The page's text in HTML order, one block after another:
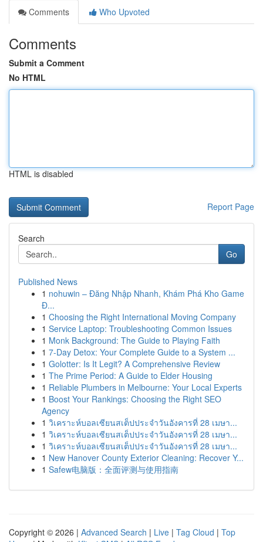
Comments
Who Upvoted
Comments
Submit a Comment
No HTML
HTML is disabled
Report Page
Search
Go
Published News
1 nohuwin – Đăng Nhập Nhanh, Khám Phá Kho Game
Đ...
1 Choosing the Right International Moving Company
1 Service Laptop: Troubleshooting Common Issues
1 Monk Background: The Guide to Playing Faith
1 7-Day Detox: Your Complete Guide to a System ...
1 Golotter: Is It Legit? A Comprehensive Review
1 The Prime Period: A Guide to Elder Housing
1 Reliable Plumbers in Melbourne: Your Local Experts
1 Boost Your Rankings: Choosing the Right SEO
Agency
1 วิเคราะห์บอลเซียนสเต็ปประจำวันอังคารที่ 28 เมษา...
1 วิเคราะห์บอลเซียนสเต็ปประจำวันอังคารที่ 28 เมษา...
1 วิเคราะห์บอลเซียนสเต็ปประจำวันอังคารที่ 28 เมษา...
1 New Hanover County Exterior Cleaning: Recover Y...
1 Safew电脑版：全面评测与使用指南
Copyright © 2026 | Advanced Search | Live | Tag Cloud | Top